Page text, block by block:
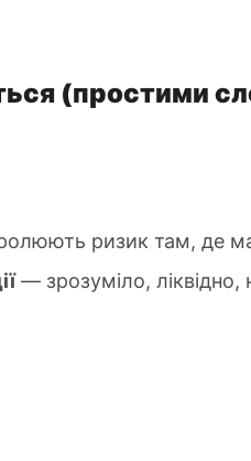
(простими
ризик там, де
— зрозуміло, ліквідно,